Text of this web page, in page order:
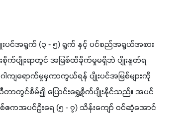
ျိုးပင်အရွက် (၃ - ၅) ရွက် နှင့် ပင်စည်အရွယ်အစား
းစိုက်ပျိုးရာတွင် အမြစ်ထိခိုက်မှုမရှိဘဲ ပျိုးနှုတ်ရ
ါကျရောက်မှုမှကာကွယ်ရန် ပျိုးပင်အမြစ်များကို
အပင်ဦးရေ (၅ - ၇) သိန်းကျော် ဝင်ဆံ့အောင်